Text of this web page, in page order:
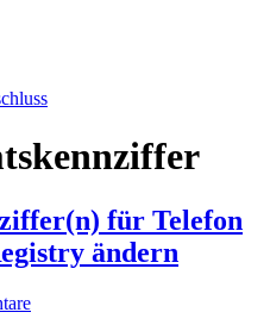
für Telefon
ändern